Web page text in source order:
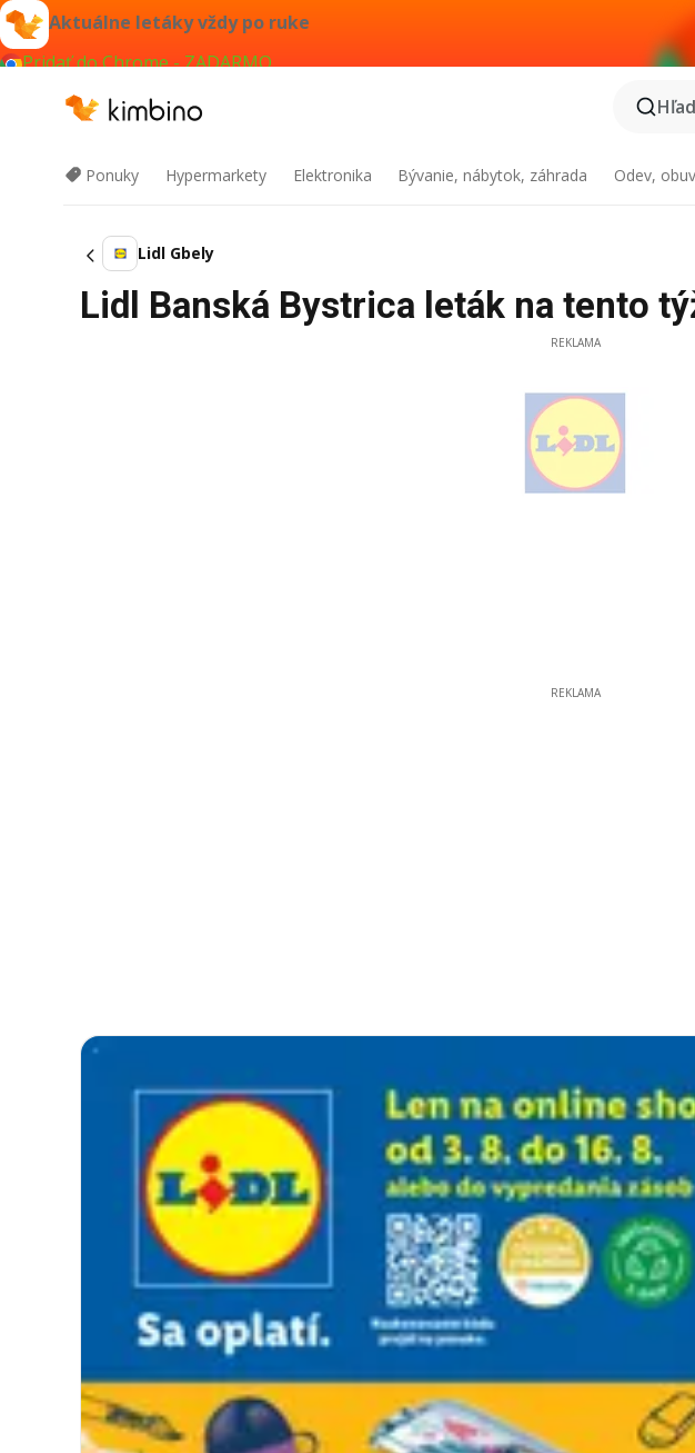
Aktuálne letáky vždy po ruke
Pridať do Chrome - ZADARMO
Ponuky Hypermarkety Elektronika Bývanie, nábytok, záhrada Odev,
Lidl Gbely
Lidl Banská Bystrica leták na tento
REKLAMA
REKLAMA